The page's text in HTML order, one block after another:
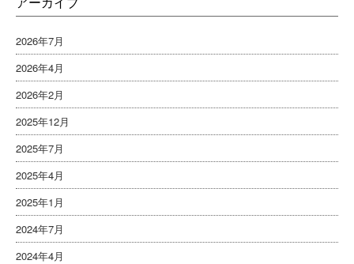
2026年7月
2026年4月
2026年2月
2025年12月
2025年7月
2025年4月
2025年1月
2024年7月
2024年4月